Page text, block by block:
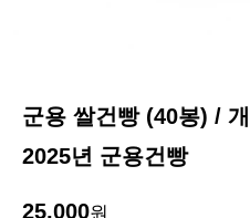
군용 쌀건빵 (40봉) /
2025년 군용건빵
25,000원